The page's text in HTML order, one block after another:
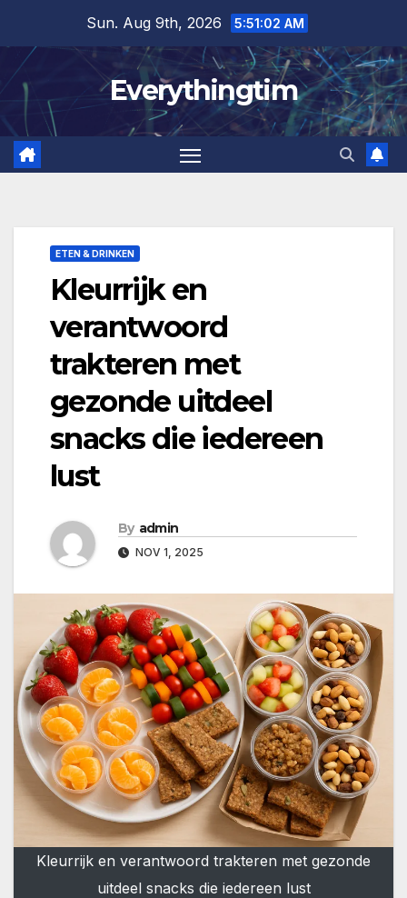
content
Sun. Aug 9th, 2026 5:51:03 AM
Everythingtim
ETEN & DRINKEN
Kleurrijk en
verantwoord
trakteren met
gezonde uitdeel
snacks die iedereen
lust
By admin
NOV 1, 2025
Kleurrijk en verantwoord trakteren met gezonde
uitdeel snacks die iedereen lust